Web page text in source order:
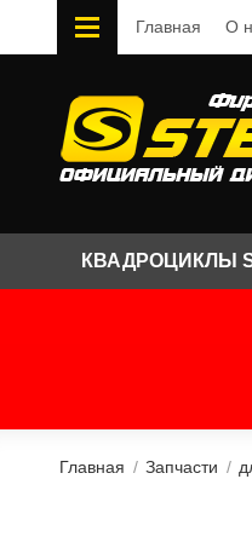
Главная О
КВАДРОЦИКЛЫ
Главная / Запчасти /